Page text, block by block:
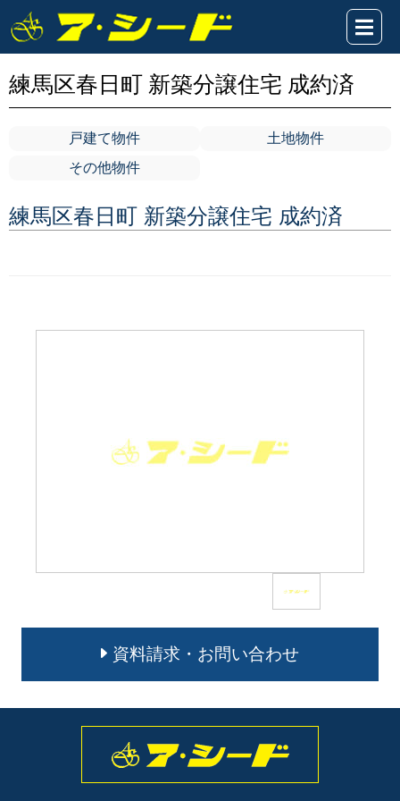
練馬区春日町 新築分譲住宅 成約済
戸建て物件
土地物件
その他物件
練馬区春日町 新築分譲住宅 成約済
資料請求・お問い合わせ